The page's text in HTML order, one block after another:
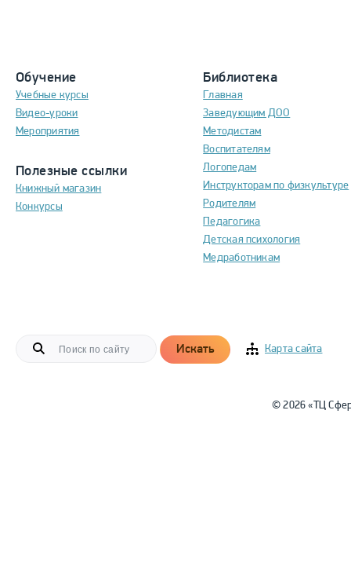
Обучение
Учебные курсы
Видео-уроки
Мероприятия
Полезные ссылки
Книжный магазин
Конкурсы
Библиотека
Главная
Заведующим ДОО
Методистам
Воспитателям
Логопедам
Инструкторам по физкультуре
Родителям
Педагогика
Детская психология
Медработникам
Искать Карта сайта
© 2026 «ТЦ